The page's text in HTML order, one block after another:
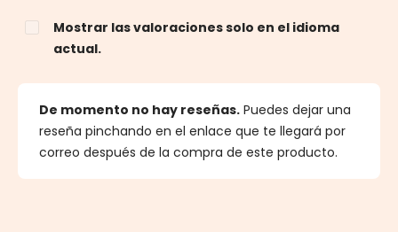
Mostrar las valoraciones solo en el idioma
actual.
De momento no hay reseñas. Puedes dejar una
reseña pinchando en el enlace que te llegará por
correo después de la compra de este producto.